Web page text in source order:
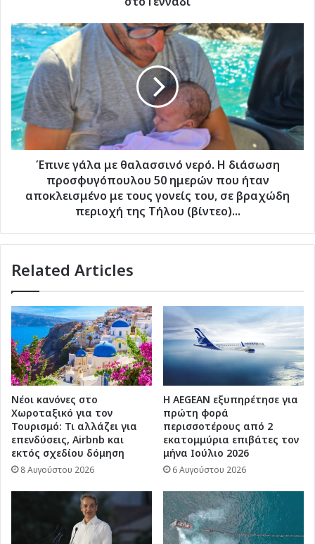
Έπινε
γάλα
με
θαλασσινό
νερό.
Η
διάσωση
προσφυγόπουλου
50
ημερών
ήταν
τους
του,
βραχώδη
περιοχή
της
Τήλου
(βίντεο)...
Έπινε γάλα με θαλασσινό νερό. Η διάσωση
προσφυγόπουλου 50 ημερών που ήταν
αποκλεισμένο με τους γονείς του, σε βραχώδη
περιοχή της Τήλου (βίντεο)...
Related Articles
Νέοι κανόνες στο
Χωροταξικό για τον
Τουρισμό: Τι αλλάζει για
επενδύσεις, Airbnb και
εκτός σχεδίου δόμηση
8 Αυγούστου 2026
Η AEGEAN εξυπηρέτησε για
πρώτη φορά
περισσοτέρους από 2
εκατομμύρια επιβάτες τον
μήνα Ιούλιο 2026
6 Αυγούστου 2026